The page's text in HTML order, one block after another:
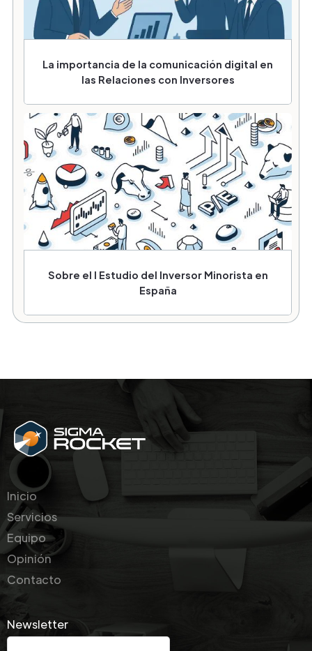
La importancia de la comunicación digital en
las Relaciones con Inversores
Sobre el I Estudio del Inversor Minorista en
España
Inicio
Servicios
Equipo
Opinión
Contacto
Newsletter